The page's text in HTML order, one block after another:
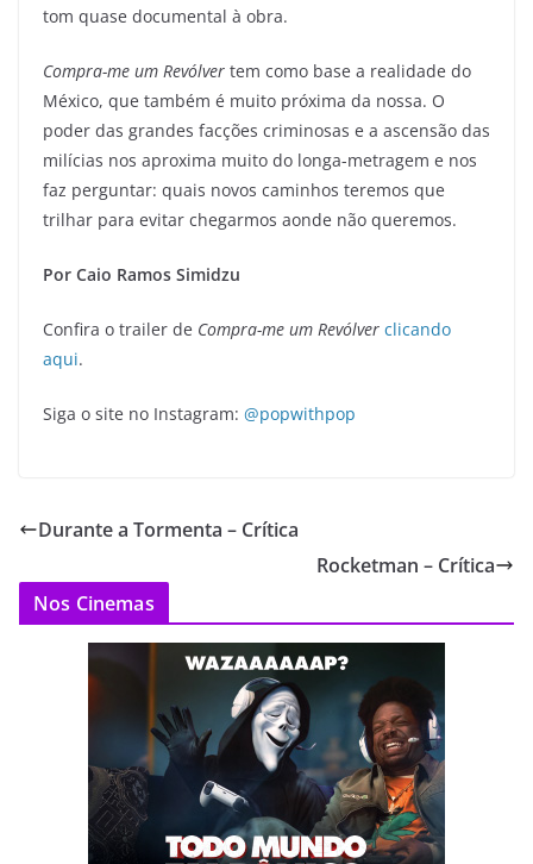
tom quase documental à obra.
Compra-me um Revólver tem como base a realidade do
México, que também é muito próxima da nossa. O
poder das grandes facções criminosas e a ascensão das
milícias nos aproxima muito do longa-metragem e nos
faz perguntar: quais novos caminhos teremos que
trilhar para evitar chegarmos aonde não queremos.
Por Caio Ramos Simidzu
Confira o trailer de Compra-me um Revólver clicando
aqui.
Siga o site no Instagram: @popwithpop
Durante a Tormenta – Crítica
Rocketman – Crítica
Nos Cinemas